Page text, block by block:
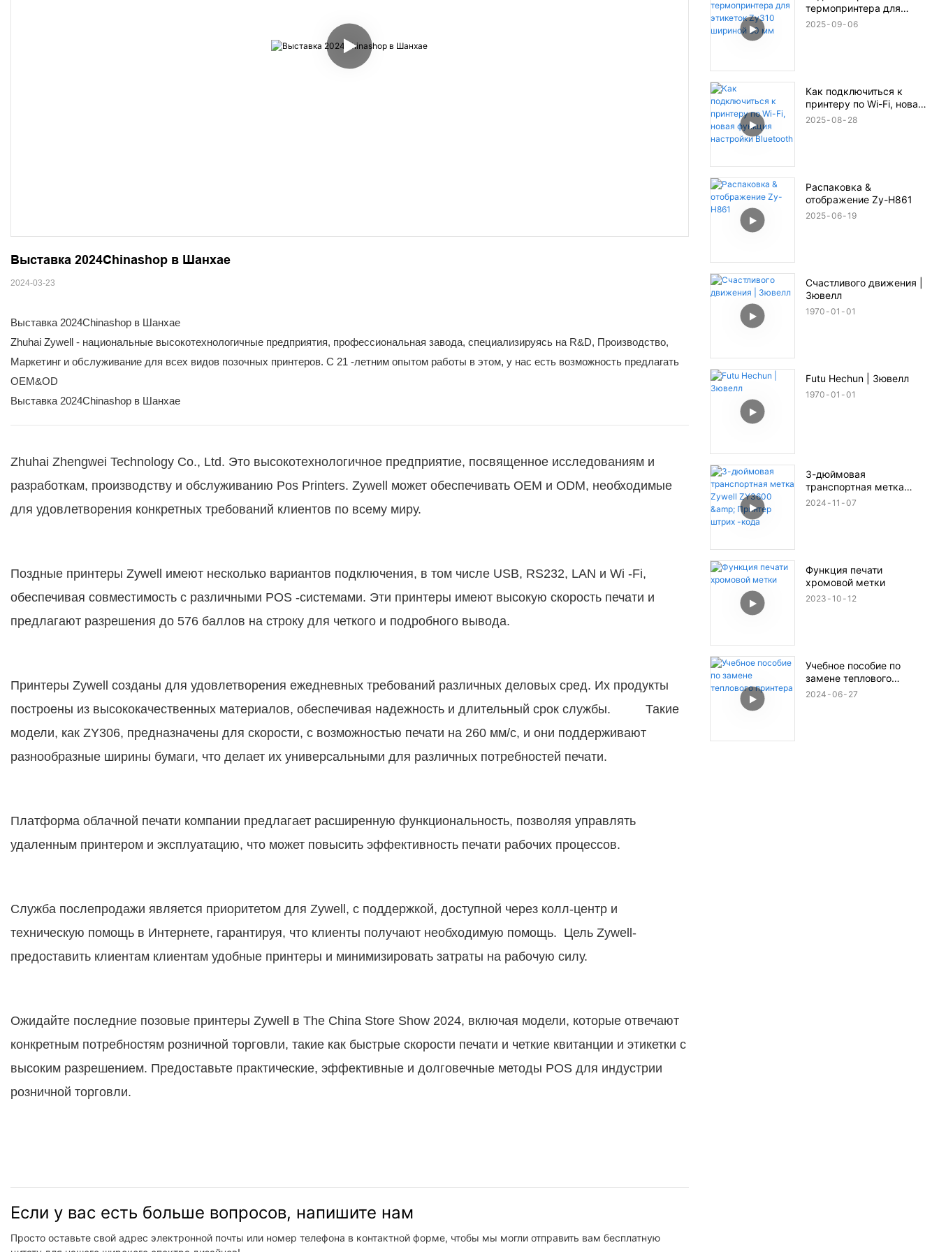
Выставка 2024Chinashop в Шанхае
2024-03-23
Выставка 2024Chinashop в Шанхае
Zhuhai Zywell - национальные высокотехнологичные предприятия, профессиональная завода, специализируясь на R&D, Производство,
Маркетинг и обслуживание для всех видов позочных принтеров. С 21 -летним опытом работы в этом, у нас есть возможность предлагать
OEM&OD
Выставка 2024Chinashop в Шанхае
Zhuhai Zhengwei Technology Co., Ltd. Это высокотехнологичное предприятие, посвященное исследованиям и
разработкам, производству и обслуживанию Pos Printers. Zywell может обеспечивать OEM и ODM, необходимые
для удовлетворения конкретных требований клиентов по всему миру.
Поздные принтеры Zywell имеют несколько вариантов подключения, в том числе USB, RS232, LAN и Wi -Fi,
обеспечивая совместимость с различными POS -системами. Эти принтеры имеют высокую скорость печати и
предлагают разрешения до 576 баллов на строку для четкого и подробного вывода.
Принтеры Zywell созданы для удовлетворения ежедневных требований различных деловых сред. Их продукты
построены из высококачественных материалов, обеспечивая надежность и длительный срок службы. Такие
модели, как ZY306, предназначены для скорости, с возможностью печати на 260 мм/с, и они поддерживают
разнообразные ширины бумаги, что делает их универсальными для различных потребностей печати.
Платформа облачной печати компании предлагает расширенную функциональность, позволяя управлять
удаленным принтером и эксплуатацию, что может повысить эффективность печати рабочих процессов.
Служба послепродажи является приоритетом для Zywell, с поддержкой, доступной через колл-центр и
техническую помощь в Интернете, гарантируя, что клиенты получают необходимую помощь. Цель Zywell-
предоставить клиентам клиентам удобные принтеры и минимизировать затраты на рабочую силу.
Ожидайте последние позовые принтеры Zywell в The China Store Show 2024, включая модели, которые отвечают
конкретным потребностям розничной торговли, такие как быстрые скорости печати и четкие квитанции и этикетки с
высоким разрешением. Предоставьте практические, эффективные и долговечные методы POS для индустрии
розничной торговли.
Если у вас есть больше вопросов, напишите нам
Просто оставьте свой адрес электронной почты или номер телефона в контактной форме, чтобы мы могли отправить вам бесплатную
термопринтера для
этикеток Zy310 шириной
2025 09 06
Как подключиться к
принтеру по Wi-Fi, новая
функция настройки
2025 08 28
Распаковка &
отображение Zy-H861
2025 06 19
Счастливого движения |
Зювелл
1970 01 01
Futu Hechun | Зювелл
1970 01 01
3-дюймовая
транспортная метка
Zywell ZY3600 & Принтер
2024 11 07
Функция печати
хромовой метки
2023 10 12
Учебное пособие по
замене теплового
принтера
2024 06 27